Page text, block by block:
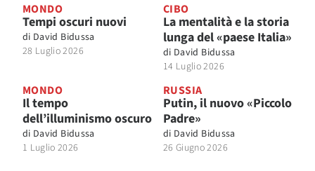
MONDO
Tempi oscuri nuovi
di David Bidussa
28 Luglio 2026
CIBO
La mentalità e la storia
lunga del «paese Italia»
di David Bidussa
14 Luglio 2026
MONDO
Il tempo
dell’illuminismo oscuro
di David Bidussa
1 Luglio 2026
RUSSIA
Putin, il nuovo «Piccolo
Padre»
di David Bidussa
26 Giugno 2026